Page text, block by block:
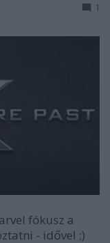
1
fókusz a
- idővel ;)